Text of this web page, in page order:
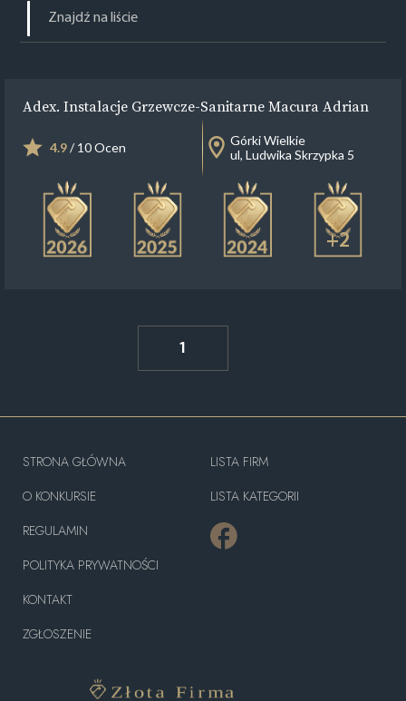
Adex. Instalacje Grzewcze-Sanitarne Macura Adrian
4.9/ 10 Ocen
Górki Wielkie
ul, Ludwika Skrzypka 5
+2
1
STRONA GŁÓWNA
O KONKURSIE
REGULAMIN
POLITYKA PRYWATNOŚCI
KONTAKT
ZGŁOSZENIE
LISTA FIRM
LISTA KATEGORII